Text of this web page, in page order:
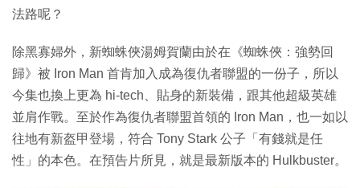
法路呢？
除黑寡婦外，新蜘蛛俠湯姆賀蘭由於在《蜘蛛俠：強勢回
歸》被 Iron Man 首肯加入成為復仇者聯盟的一份子，所以
今集也換上更為 hi-tech、貼身的新裝備，跟其他超級英雄
並肩作戰。至於作為復仇者聯盟首領的 Iron Man，也一如以
往地有新盔甲登場，符合 Tony Stark 公子「有錢就是任
性」的本色。在預告片所見，就是最新版本的 Hulkbuster。